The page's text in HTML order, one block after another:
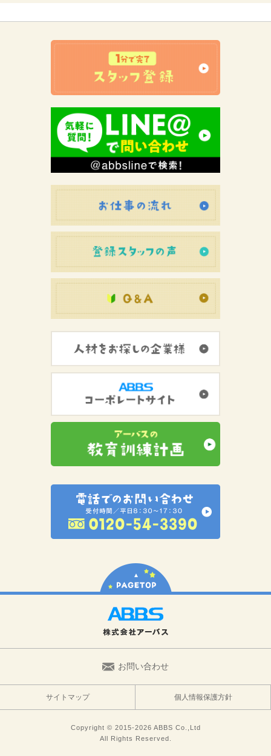
10,000円/月 ※試用期間終了後より付与します 時間
お問い合わせ
サイトマップ 個人情報保護方針
Copyright © 2015-2026 ABBS Co.,Ltd
All Rights Reserved.